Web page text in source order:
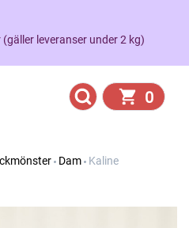
leveranser under 2 kg)
0
Dam Kaline